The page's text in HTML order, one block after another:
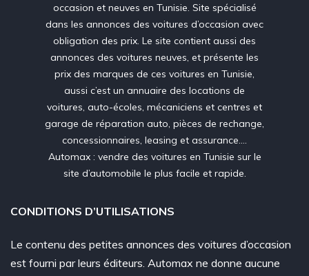
occasion et neuves en Tunisie. Site spécialisé
dans les annonces des voitures d’occasion avec
obligation des prix. Le site contient aussi des
annonces des voitures neuves, et présente les
prix des marques de ces voitures en Tunisie,
aussi c’est un annuaire des locations de
voitures, auto-écoles, mécaniciens et centres et
garage de réparation auto, pièces de rechange,
concessionnaires, leasing et assurance….
Automax : vendre des voitures en Tunisie sur le
site d’automobile le plus facile et rapide.
CONDITIONS D’UTILISATIONS
Le contenu des petites annonces des voitures d’occasion
est fourni par leurs éditeurs. Automax ne donne aucune